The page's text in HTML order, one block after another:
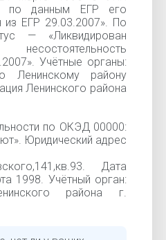
по данным ЕГР его
из ЕГР 29.03.2007». По
— «Ликвидирован
Учётные органы:
Ленинскому району
Ленинского района
по ОКЭД 00000:
Юридический адрес
Дата
1998. Учётный орган:
района г.